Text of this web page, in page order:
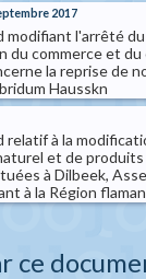
2017
l'arrêté
commerce et
la reprise de
Hausskn
à la
et de produits
à Dilbeek,
à la Région
ce